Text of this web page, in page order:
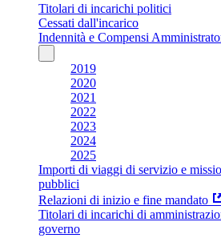
Titolari di incarichi politici
Cessati dall'incarico
Indennità e Compensi
2019
2020
2021
2022
2023
2024
2025
Importi di viaggi di servizio e
pubblici
Relazioni di inizio e fine mandato
Titolari di incarichi di
governo